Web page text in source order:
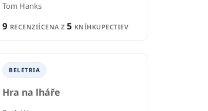
Tom Hanks
9 RECENZIÍCENA Z 5 KNÍHKUPECTIEV
BELETRIA
Hra na lháře